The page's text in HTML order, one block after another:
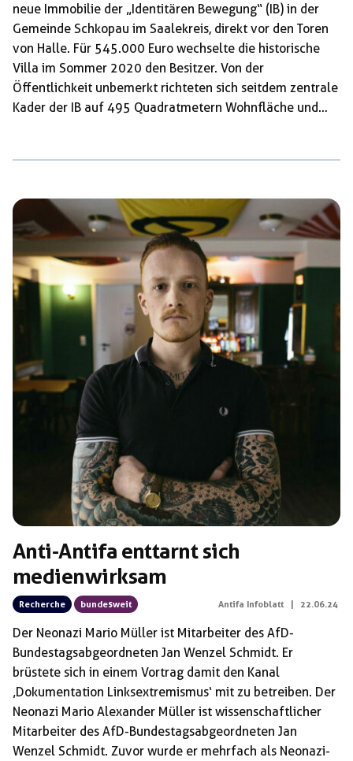
neue Immobilie der „Identitären Bewegung“ (IB) in der
Gemeinde Schkopau im Saalekreis, direkt vor den Toren
von Halle. Für 545.000 Euro wechselte die historische
Villa im Sommer 2020 den Besitzer. Von der
Öffentlichkeit unbemerkt richteten sich seitdem zentrale
Kader der IB auf 495 Quadratmetern Wohnfläche und
Halle“ rekrutierten sich einige ihrer wichtigsten Kader. Mit
dem von einem wohlhabenden Unterstützer aus Bayern
finanzierten „Hausprojekt“ mit […]
Anti-Antifa enttarnt sich
medienwirksam
Recherche bundesweit Antifa Infoblatt | 22.06.24
Der Neonazi Mario Müller ist Mitarbeiter des AfD-
Bundestagsabgeordneten Jan Wenzel Schmidt. Er
brüstete sich in einem Vortrag damit den Kanal
‚Dokumentation Linksextremismus‘ mit zu betreiben. Der
Neonazi Mario Alexander Müller ist wissenschaftlicher
Mitarbeiter des AfD-Bundestagsabgeordneten Jan
Wenzel Schmidt. Zuvor wurde er mehrfach als Neonazi-